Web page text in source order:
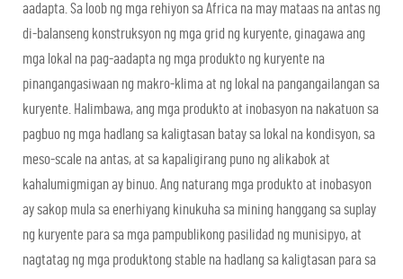
aadapta. Sa loob ng mga rehiyon sa Africa na may mataas na antas ng
di-balanseng konstruksyon ng mga grid ng kuryente, ginagawa ang
mga lokal na pag-aadapta ng mga produkto ng kuryente na
pinangangasiwaan ng makro-klima at ng lokal na pangangailangan sa
kuryente. Halimbawa, ang mga produkto at inobasyon na nakatuon sa
pagbuo ng mga hadlang sa kaligtasan batay sa lokal na kondisyon, sa
meso-scale na antas, at sa kapaligirang puno ng alikabok at
kahalumigmigan ay binuo. Ang naturang mga produkto at inobasyon
ay sakop mula sa enerhiyang kinukuha sa mining hanggang sa suplay
ng kuryente para sa mga pampublikong pasilidad ng munisipyo, at
nagtatag ng mga produktong stable na hadlang sa kaligtasan para sa